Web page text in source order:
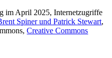
im April 2025, Internetzugriffe
Spiner und Patrick Stewart,
Creative Commons